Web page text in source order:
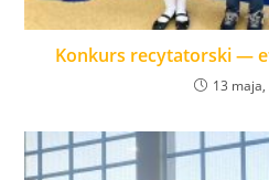
Konkurs recytatorski —
13